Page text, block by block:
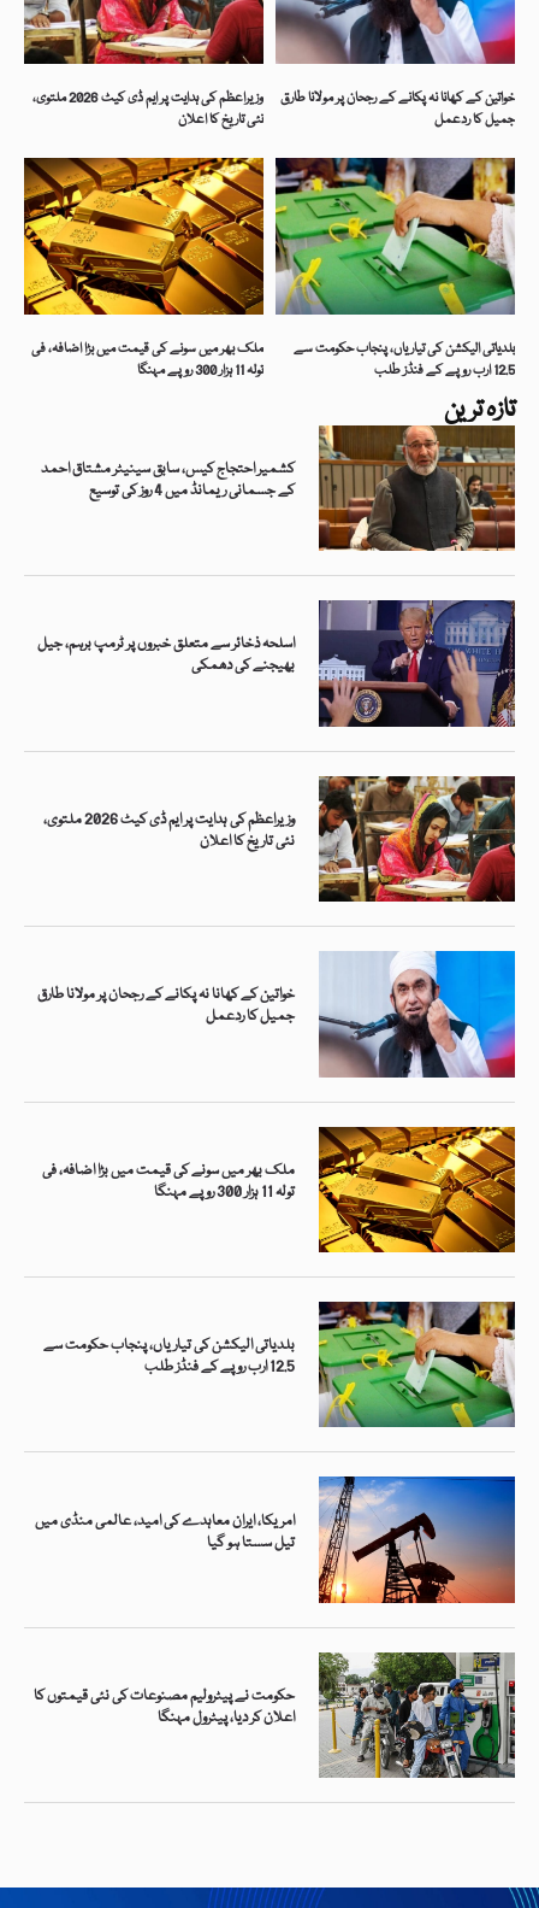
تازہ ترین
کشمیر احتجاج کیس، سابق سینیٹر مشتاق احمد
کے جسمانی ریمانڈ میں 4 روز کی توسیع
اسلحہ ذخائر سے متعلق خبروں پر ٹرمپ برہم، جیل
بھیجنے کی دھمکی
وزیراعظم کی ہدایت پر ایم ڈی کیٹ 2026 ملتوی،
نئی تاریخ کا اعلان
خواتین کے کھانا نہ پکانے کے رجحان پر مولانا طارق
جمیل کا ردعمل
ملک بھر میں سونے کی قیمت میں بڑا اضافہ، فی
تولہ 11 ہزار 300 روپے مہنگا
بلدیاتی الیکشن کی تیاریاں، پنجاب حکومت سے
12.5 ارب روپے کے فنڈز طلب
امریکا، ایران معاہدے کی امید، عالمی منڈی میں
تیل سستا ہو گیا
حکومت نے پیٹرولیم مصنوعات کی نئی قیمتوں کا
اعلان کر دیا، پیٹرول مہنگا
وزیراعظم کی ہدایت پر ایم ڈی کیٹ 2026 ملتوی،
نئی تاریخ کا اعلان
خواتین کے کھانا نہ پکانے کے رجحان پر مولانا طارق
جمیل کا ردعمل
ملک بھر میں سونے کی قیمت میں بڑا اضافہ، فی
تولہ 11 ہزار 300 روپے مہنگا
بلدیاتی الیکشن کی تیاریاں، پنجاب حکومت سے
12.5 ارب روپے کے فنڈز طلب